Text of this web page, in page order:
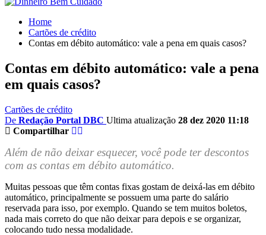
Home
Cartões de crédito
Contas em débito automático: vale a pena em quais casos?
Contas em débito automático: vale a pena
em quais casos?
Cartões de crédito
De Redação Portal DBC Ultima atualização 28 dez 2020 11:18
Compartilhar
Além de não deixar esquecer, você pode ter descontos
com as contas em débito automático.
Muitas pessoas que têm contas fixas gostam de deixá-las em débito
automático, principalmente se possuem uma parte do salário
reservada para isso, por exemplo. Quando se tem muitos boletos,
nada mais correto do que não deixar para depois e se organizar,
colocando tudo nessa modalidade.